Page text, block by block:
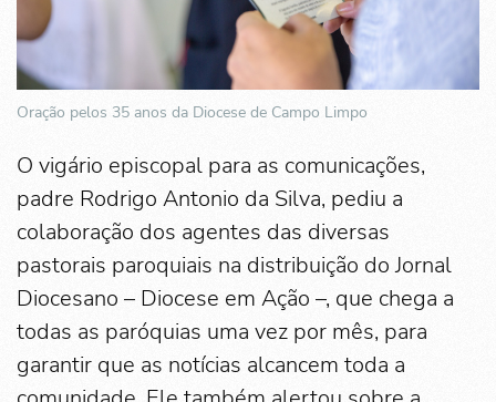
Oração pelos 35 anos da Diocese de Campo Limpo
O vigário episcopal para as comunicações,
padre Rodrigo Antonio da Silva, pediu a
colaboração dos agentes das diversas
pastorais paroquiais na distribuição do Jornal
Diocesano – Diocese em Ação –, que chega a
todas as paróquias uma vez por mês, para
garantir que as notícias alcancem toda a